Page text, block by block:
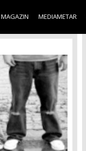
main
content
MAGAZIN MEDIAMETAR